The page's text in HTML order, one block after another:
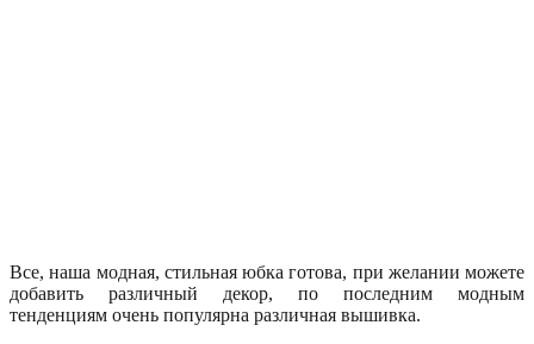
Все, наша модная, стильная юбка готова, при желании можете
добавить различный декор, по последним модным
тенденциям очень популярна различная вышивка.